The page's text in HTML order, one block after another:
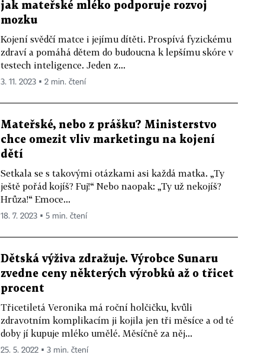
jak mateřské mléko podporuje rozvoj
mozku
Kojení svědčí matce i jejímu dítěti. Prospívá fyzickému
zdraví a pomáhá dětem do budoucna k lepšímu skóre v
testech inteligence. Jeden z...
3. 11. 2023 ▪ 2 min. čtení
Mateřské, nebo z prášku? Ministerstvo
chce omezit vliv marketingu na kojení
dětí
Setkala se s takovými otázkami asi každá matka. „Ty
ještě pořád kojíš? Fuj!“ Nebo naopak: „Ty už nekojíš?
Hrůza!“ Emoce...
18. 7. 2023 ▪ 5 min. čtení
Dětská výživa zdražuje. Výrobce Sunaru
zvedne ceny některých výrobků až o třicet
procent
Třicetiletá Veronika má roční holčičku, kvůli
zdravotním komplikacím ji kojila jen tři měsíce a od té
doby jí kupuje mléko umělé. Měsíčně za něj...
25. 5. 2022 ▪ 3 min. čtení